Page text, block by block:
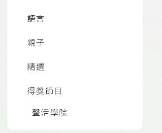
語言
親子
精選
得獎節目
聲活學院